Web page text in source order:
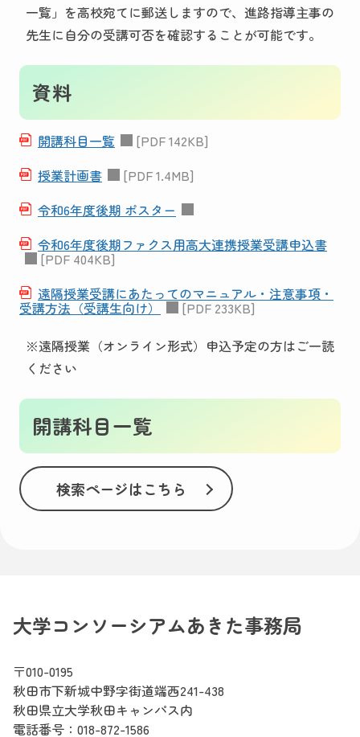
一覧」を高校宛てに郵送しますので、進路指導主事の
先生に自分の受講可否を確認することが可能です。
資料
開講科目一覧
[PDF 142KB]
授業計画書
[PDF 1.4MB]
令和6年度後期 ポスター
令和6年度後期ファクス用高大連携授業受講申込書
[PDF 404KB]
遠隔授業受講にあたってのマニュアル・注意事項・
受講方法（受講生向け）
[PDF 233KB]
※遠隔授業（オンライン形式）申込予定の方はご一読
ください
開講科目一覧
検索ページはこちら
大学コンソーシアムあきた事務局
〒010-0195
秋田市下新城中野字街道端西241-438
秋田県立大学秋田キャンパス内
電話番号： 018-872-1586